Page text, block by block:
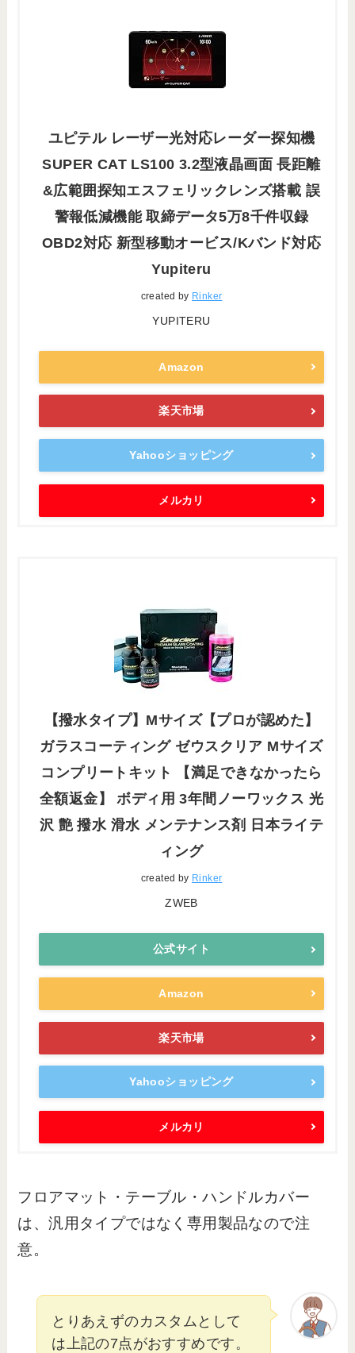
ユピテル レーザー光対応レーダー探知機
SUPER CAT LS100 3.2型液晶画面 長距離
&広範囲探知エスフェリックレンズ搭載 誤
警報低減機能 取締データ5万8千件収録
OBD2対応 新型移動オービス/Kバンド対応
Yupiteru
created by Rinker
YUPITERU
Amazon
楽天市場
Yahooショッピング
メルカリ
【撥水タイプ】Mサイズ【プロが認めた】
ガラスコーティング ゼウスクリア Mサイズ
コンプリートキット 【満足できなかったら
全額返金】 ボディ用 3年間ノーワックス 光
沢 艶 撥水 滑水 メンテナンス剤 日本ライテ
ィング
created by Rinker
ZWEB
公式サイト
Amazon
楽天市場
Yahooショッピング
メルカリ
フロアマット・テーブル・ハンドルカバー
は、汎用タイプではなく専用製品なので注
意。
とりあえずのカスタムとして
は上記の7点がおすすめです。